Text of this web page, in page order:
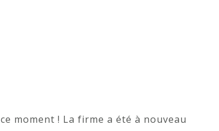
moment ! La firme a été à nouveau